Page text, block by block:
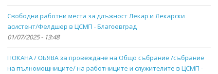
Свободни работни места за длъжност Лекар и Лекарски
асистент/Фелдшер в ЦСМП - Благоевград
01/07/2025 - 13:48
ПОКАНА / ОБЯВА за провеждане на Общо събрание /събрание
на пълномощниците/ на работниците и служителите в ЦСМП -